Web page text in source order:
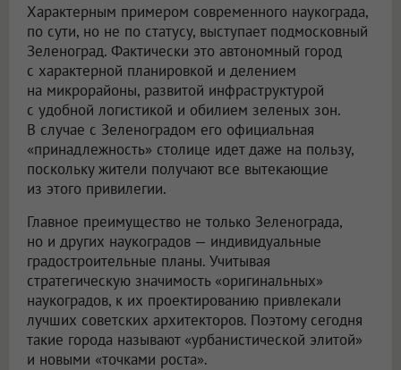
Характерным примером современного наукограда,
по сути, но не по статусу, выступает подмосковный
Зеленоград. Фактически это автономный город
с характерной планировкой и делением
на микрорайоны, развитой инфраструктурой
с удобной логистикой и обилием зеленых зон.
В случае с Зеленоградом его официальная
«принадлежность» столице идет даже на пользу,
поскольку жители получают все вытекающие
из этого привилегии.
Главное преимущество не только Зеленограда,
но и других наукоградов — индивидуальные
градостроительные планы. Учитывая
стратегическую значимость «оригинальных»
наукоградов, к их проектированию привлекали
лучших советских архитекторов. Поэтому сегодня
такие города называют «урбанистической элитой»
и новыми «точками роста».